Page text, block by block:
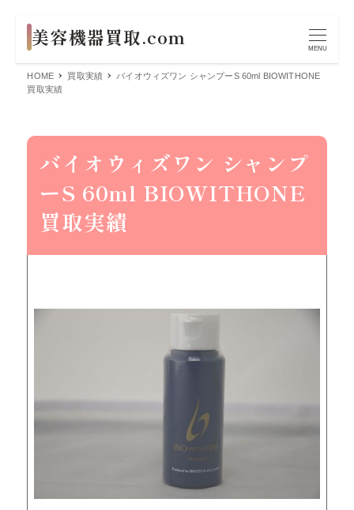
MENU
HOME 買取実績
バイオウィズワン シャンプーS 60ml BIOWITHONE
買取実績
バイオウィズワン シャンプ
ーS 60ml BIOWITHONE
買取実績